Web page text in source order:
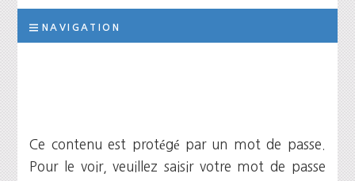
Bosco et Sainte-
scolarisés dans les filières ordinaires de formation
NAVIGATION
Ce contenu est protégé par un mot de passe.
Pour le voir, veuillez saisir votre mot de passe